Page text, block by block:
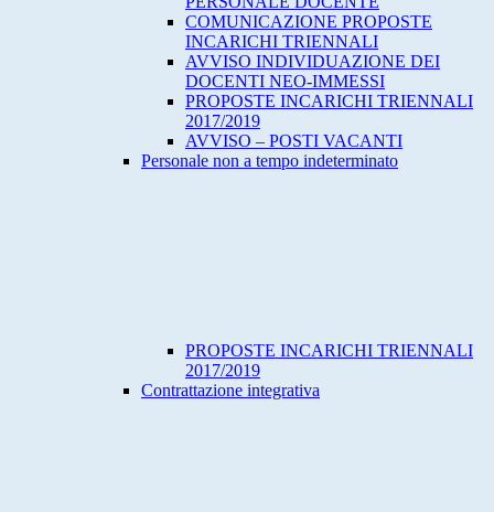
COMUNICAZIONE PROPOSTE
INCARICHI TRIENNALI
AVVISO INDIVIDUAZIONE DEI
DOCENTI NEO-IMMESSI
PROPOSTE INCARICHI TRIENNALI
2017/2019
AVVISO – POSTI VACANTI
Personale non a tempo indeterminato
PROPOSTE INCARICHI TRIENNALI
2017/2019
Contrattazione integrativa